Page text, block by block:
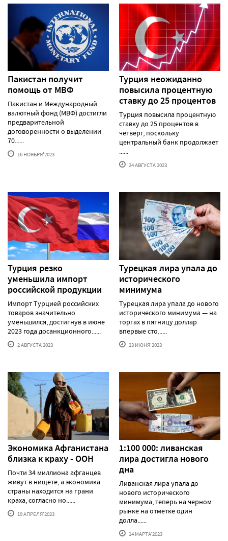
Пакистан получит
помощь от МВФ
Пакистан и Международный
валютный фонд (МВФ) достигли
предварительной
договоренности о выделении
70......
16 НОЯБРЯ'2023
Турция неожиданно
повысила процентную
ставку до 25 процентов
Турция повысила процентную
ставку до 25 процентов в
четверг, поскольку
центральный банк продолжает
......
24 АВГУСТА'2023
Турция резко
уменьшила импорт
российской продукции
Импорт Турцией российских
товаров значительно
уменьшился, достигнув в июне
2023 года досанкционного......
2 АВГУСТА'2023
Турецкая лира упала до
исторического
минимума
Турецкая лира упала до нового
исторического минимума — на
торгах в пятницу доллар
впервые сто......
23 ИЮНЯ'2023
Экономика Афганистана
близка к краху - ООН
Почти 34 миллиона афганцев
живут в нищете, а экономика
страны находится на грани
краха, согласно но......
19 АПРЕЛЯ'2023
1:100 000: ливанская
лира достигла нового
дна
Ливанская лира упала до
нового исторического
минимума, теперь на черном
рынке на отметке один
долла......
14 МАРТА'2023